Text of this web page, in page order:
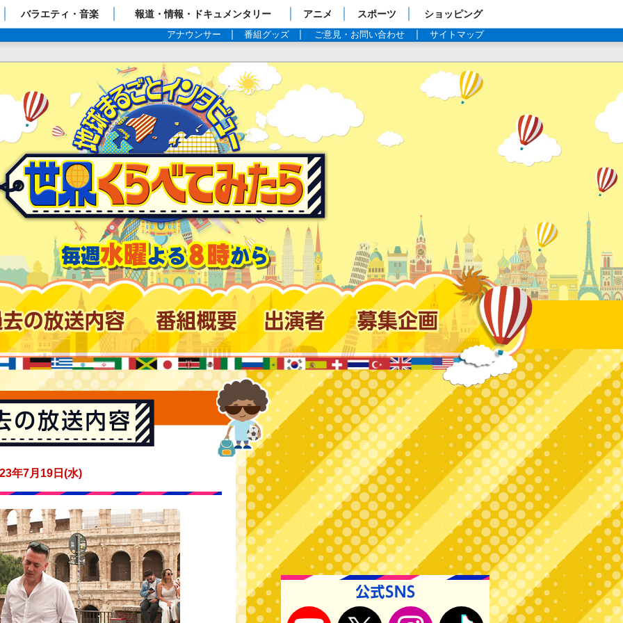
プページ
バラエティ・音楽 報道・情報・ドキュメンタリー アニメ スポーツ ショッピング
アナウンサー 番組グッズ ご意見・お問い合わせ サイトマップ
年7月19日(水)